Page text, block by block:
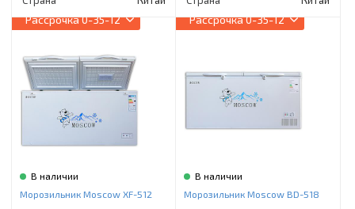
Рассрочка0-35-12
В наличии
Морозильник Moscow XF-512
Рассрочка0-35-12
В наличии
Морозильник Moscow BD-518